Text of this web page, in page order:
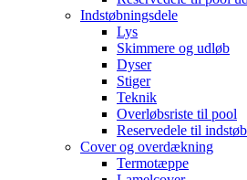
Indstøbningsdele
Lys
Skimmere og udløb
Dyser
Stiger
Teknik
Overløbsriste til pool
Reservedele til
Cover og overdækning
Termotæppe